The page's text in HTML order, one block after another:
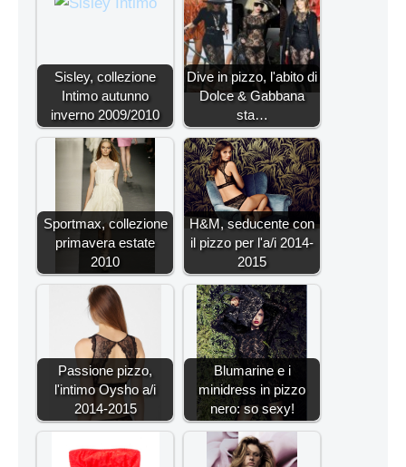
Sisley, collezione
Intimo autunno
inverno 2009/2010
Dive in pizzo, l'abito di
Dolce & Gabbana
sta…
Sportmax, collezione
primavera estate
2010
H&M, seducente con
il pizzo per l'a/i 2014-
2015
Passione pizzo,
l'intimo Oysho a/i
2014-2015
Blumarine e i
minidress in pizzo
nero: so sexy!